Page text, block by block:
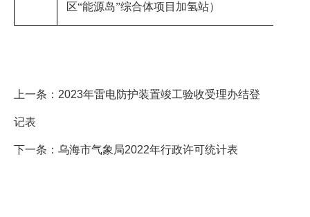
区“能源岛”综合体项目加氢站）
上一条： 2023年雷电防护装置竣工验收受理办结登
记表
下一条： 乌海市气象局2022年行政许可统计表